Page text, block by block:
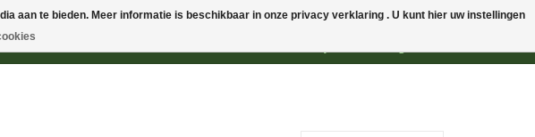
aan te bieden. Meer informatie is beschikbaar in onze privacy verklaring . U kunt hier uw instellingen